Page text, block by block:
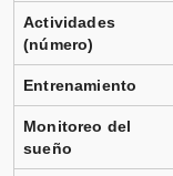
Actividades
(número)
Entrenamiento
Monitoreo del
sueño